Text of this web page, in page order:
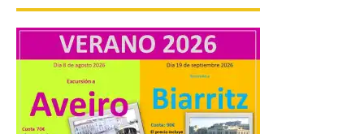
En la Comarca de Liébana
tienes 6 rincones únicos
para ver el Eclipse de Sol
6 Ago 2026